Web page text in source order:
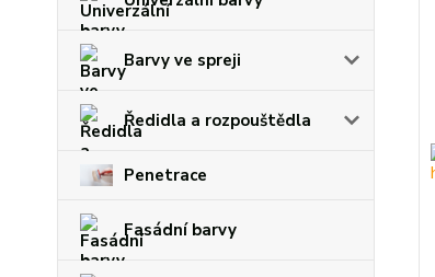
Barvy ve spreji
Ředidla a rozpouštědla
Penetrace
Fasádní barvy